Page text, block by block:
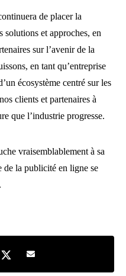
de placer la
et approches, en
sur l’avenir de la
en tant qu’entreprise
écosystème centré sur les
clients et partenaires à
que l’industrie progresse.
vraisemblablement à sa
de la publicité en ligne se
Facebook
Share on TwitterShare by e-mail